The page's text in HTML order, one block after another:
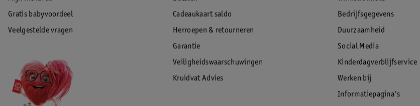
EAN code:3253928884185
Gratis babyvoordeel
Veelgestelde vragen
Cadeaukaart saldo
Herroepen & retourneren
Garantie
Veiligheidswaarschuwingen
Kruidvat Advies
Bedrijfsgegevens
Duurzaamheid
Social Media
Kinderdagverblijfservice
Werken bij
Informatiepagina's